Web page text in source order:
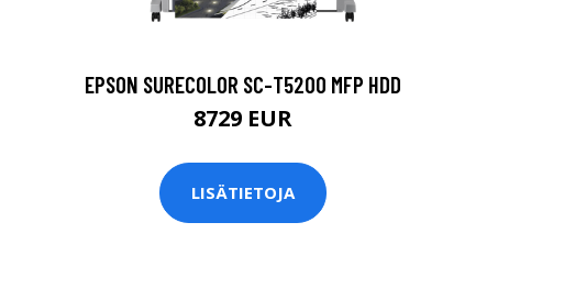
EPSON SURECOLOR SC-T5200 MFP HDD
8729 EUR
LISÄTIETOJA